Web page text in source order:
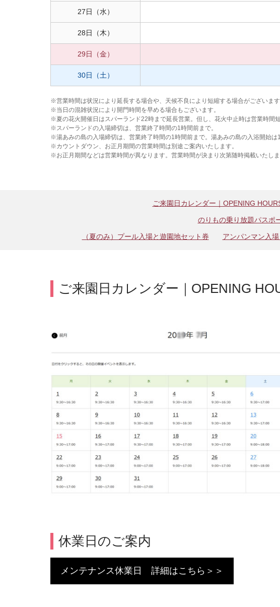
27日 （水）
28日 （木）
29日 （金）
30日 （土）
営業時間は状況により延長する場合や、天候不良により短縮する場合がございます
当日の混雑状況により開門時間を早める場合もございます。
夏の花火開催日はスパーランド22時まで延長営業。但し、花火中止時は営業時間
スパーランドの入場締切は、営業終了時間の1時間前まで。
湯あみの島の入場締切は、営業終了時間の1時間前まで。湯あみの島の入浴開始は
カウントダウン、お正月期間の営業時間は別途ご案内いたします。
お正月期間などは営業時間が異なります。営業時間が決まり次第随時掲載いたしま
ご来園日カレンダー｜OPENING
のりもの乗り放題パスポ
（夏のみ）プール入場と遊園地セット券 アンパンマン入
ご来園日カレンダー｜OPENING
休業日のご案内
メンテナンス休業日 詳細はこちら＞＞